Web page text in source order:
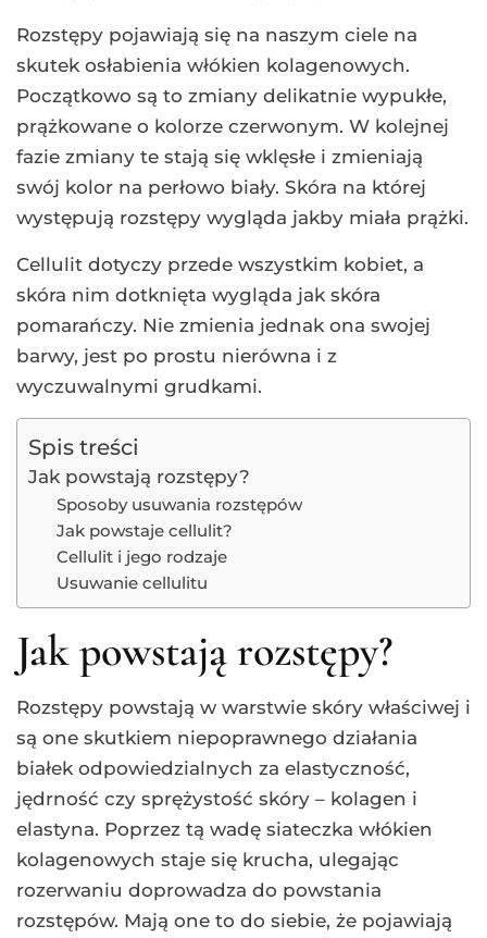
Rozstępy pojawiają się na naszym ciele na
skutek osłabienia włókien kolagenowych.
Początkowo są to zmiany delikatnie wypukłe,
prążkowane o kolorze czerwonym. W kolejnej
fazie zmiany te stają się wklęsłe i zmieniają
swój kolor na perłowo biały. Skóra na której
występują rozstępy wygląda jakby miała prążki.
Cellulit dotyczy przede wszystkim kobiet, a
skóra nim dotknięta wygląda jak skóra
pomarańczy. Nie zmienia jednak ona swojej
barwy, jest po prostu nierówna i z
wyczuwalnymi grudkami.
Spis treści
Jak powstają rozstępy?
Sposoby usuwania rozstępów
Jak powstaje cellulit?
Cellulit i jego rodzaje
Usuwanie cellulitu
Jak powstają rozstępy?
Rozstępy powstają w warstwie skóry właściwej i
są one skutkiem niepoprawnego działania
białek odpowiedzialnych za elastyczność,
jędrność czy sprężystość skóry – kolagen i
elastyna. Poprzez tą wadę siateczka włókien
kolagenowych staje się krucha, ulegając
rozerwaniu doprowadza do powstania
rozstępów. Mają one to do siebie, że pojawiają